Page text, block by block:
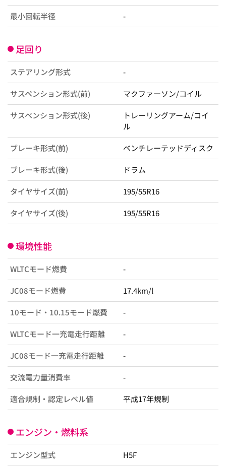
最小回転半径 -
足回り
ステアリング形式 -
サスペンション形式(前) マクファーソン/コイル
サスペンション形式(後)
トレーリングアーム/コイ
ル
ブレーキ形式(前) ベンチレーテッドディスク
ブレーキ形式(後) ドラム
タイヤサイズ(前) 195/55R16
タイヤサイズ(後) 195/55R16
環境性能
WLTCモード燃費 -
JC08モード燃費 17.4km/l
10モード・10.15モード燃費 -
WLTCモード一充電走行距離 -
JC08モード一充電走行距離 -
交流電力量消費率 -
適合規制・認定レベル値 平成17年規制
エンジン・燃料系
エンジン型式 H5F